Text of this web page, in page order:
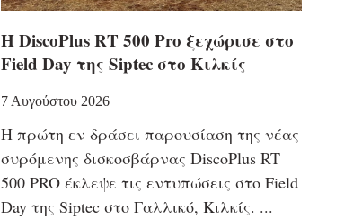
Η DiscoPlus RT 500 Pro ξεχώρισε στο
Field Day της Siptec στο Κιλκίς
7 Αυγούστου 2026
Η πρώτη εν δράσει παρουσίαση της νέας
συρόμενης δισκοσβάρνας DiscoPlus RT
500 PRO έκλεψε τις εντυπώσεις στο Field
Day της Siptec στο Γαλλικό, Κιλκίς.